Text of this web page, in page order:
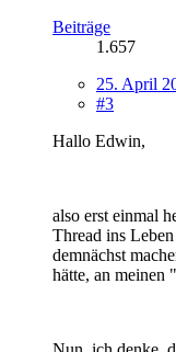
Beiträge
1.657
25. April
#3
Hallo Edwin,
also erst einmal
Thread ins
demnächst
hätte, an meinen